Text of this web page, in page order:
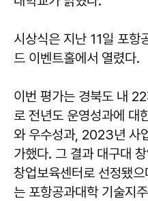
시상식은 지난 11일 포항
드 이벤트홀에서 열렸다.
이번 평가는 경북도 내
로 전년도 운영성과에 대
와 우수성과, 2023년 사
가했다. 그 결과 대구대
창업보육센터로 선정됐
는 포항공과대학 기술지